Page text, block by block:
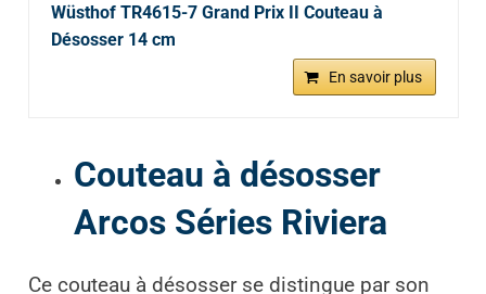
Wüsthof TR4615-7 Grand Prix II Couteau à
Désosser 14 cm
En savoir plus
Couteau à désosser
Arcos Séries Riviera
Ce couteau à désosser se distingue par son